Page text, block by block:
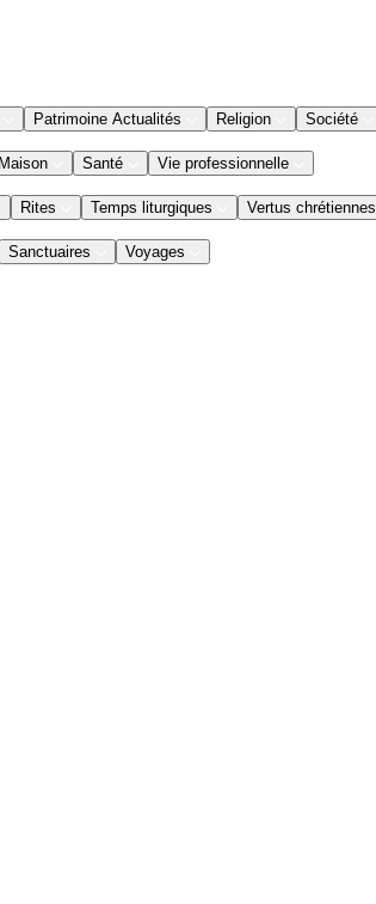
Patrimoine Actualités Religion Société
Maison Santé Vie professionnelle
Rites Temps liturgiques Vertus chrétiennes
Sanctuaires Voyages